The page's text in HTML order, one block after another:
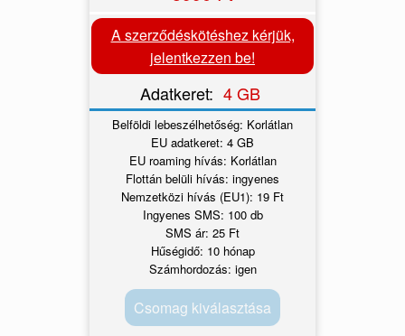
A szerződéskötéshez kérjük,
jelentkezzen be!
Adatkeret: 4 GB
Belföldi lebeszélhetőség: Korlátlan
EU adatkeret: 4 GB
EU roaming hívás: Korlátlan
Flottán belüli hívás: ingyenes
Nemzetközi hívás (EU1): 19 Ft
Ingyenes SMS: 100 db
SMS ár: 25 Ft
Hűségidő: 10 hónap
Számhordozás: igen
Csomag kiválasztása